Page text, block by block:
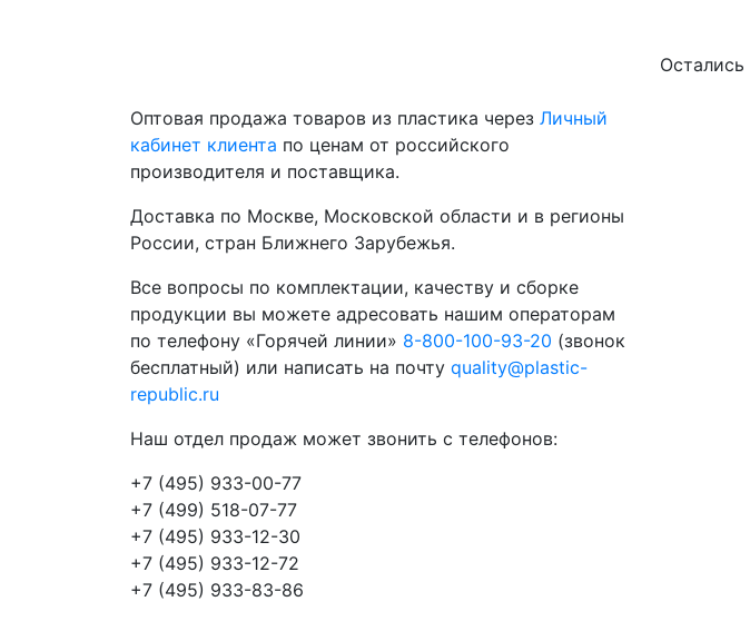
Оптовая продажа товаров из пластика через Личный
кабинет клиента по ценам от российского
производителя и поставщика.
Доставка по Москве, Московской области и в регионы
России, стран Ближнего Зарубежья.
Все вопросы по комплектации, качеству и сборке
продукции вы можете адресовать нашим операторам
по телефону «Горячей линии» 8-800-100-93-20 (звонок
бесплатный) или написать на почту quality@plastic-
republic.ru
Наш отдел продаж может звонить с телефонов:
+7 (495) 933-00-77
+7 (499) 518-07-77
+7 (495) 933-12-30
+7 (495) 933-12-72
+7 (495) 933-83-86